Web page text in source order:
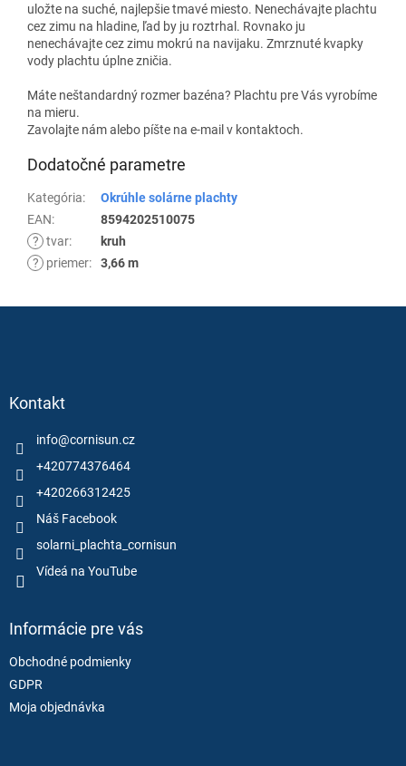
uložte na suché, najlepšie tmavé miesto. Nenechávajte plachtu
cez zimu na hladine, ľad by ju roztrhal. Rovnako ju
nenechávajte cez zimu mokrú na navijaku. Zmrznuté kvapky
vody plachtu úplne zničia.
Máte neštandardný rozmer bazéna? Plachtu pre Vás vyrobíme
na mieru.
Zavolajte nám alebo píšte na e-mail v kontaktoch.
Dodatočné parametre
Kategória:
Okrúhle solárne plachty
EAN:
8594202510075
? tvar:
kruh
?
priemer: 3,66 m
Kontakt
info@cornisun.cz
+420774376464
+420266312425
Náš Facebook
solarni_plachta_cornisun
Vídeá na YouTube
Informácie pre vás
Obchodné podmienky
GDPR
Moja objednávka